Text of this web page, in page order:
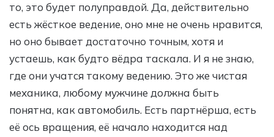
то, это будет полуправдой. Да, действительно
есть жёсткое ведение, оно мне не очень нравится,
но оно бывает достаточно точным, хотя и
устаешь, как будто вёдра таскала. И я не знаю,
где они учатся такому ведению. Это же чистая
механика, любому мужчине должна быть
понятна, как автомобиль. Есть партнёрша, есть
её ось вращения, её начало находится над